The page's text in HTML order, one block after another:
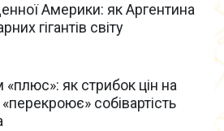
Америки: як Аргентина
гігантів світу
«плюс»: як стрибок цін на
собівартість